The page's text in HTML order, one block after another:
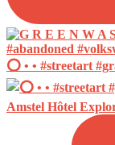
⭕️ • • #streetart
Amstel Hôtel